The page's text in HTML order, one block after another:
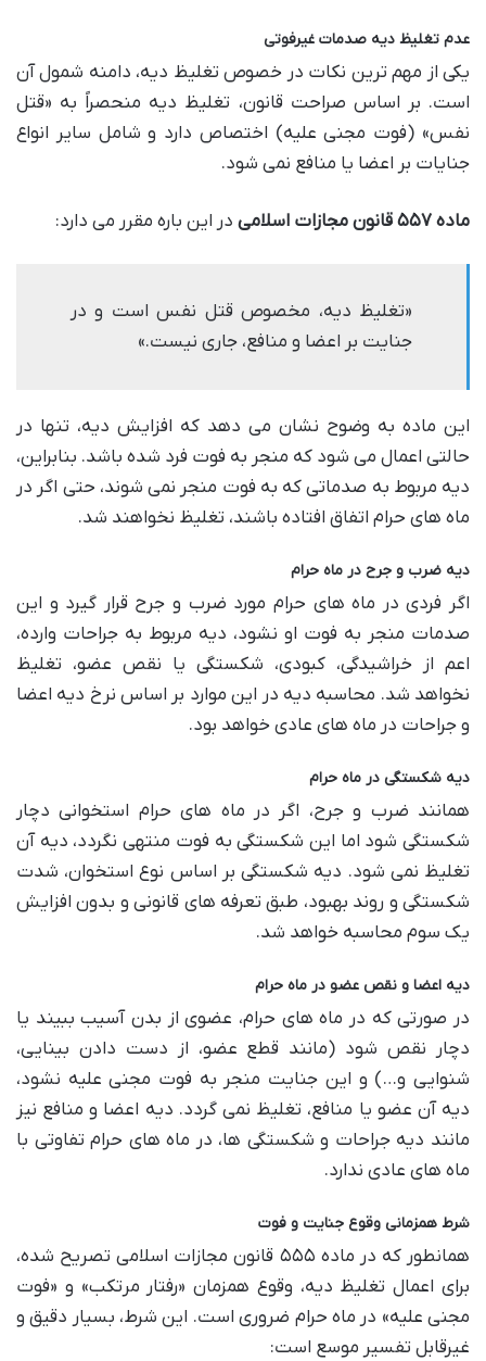
عدم تغلیظ دیه صدمات غیرفوتی
یکی از مهم ترین نکات در خصوص تغلیظ دیه، دامنه شمول آن
است. بر اساس صراحت قانون، تغلیظ دیه منحصراً به «قتل
نفس» (فوت مجنی علیه) اختصاص دارد و شامل سایر انواع
جنایات بر اعضا یا منافع نمی شود.
ماده ۵۵۷ قانون مجازات اسلامی در این باره مقرر می دارد:
«تغلیظ دیه، مخصوص قتل نفس است و در
جنایت بر اعضا و منافع، جاری نیست.»
این ماده به وضوح نشان می دهد که افزایش دیه، تنها در
حالتی اعمال می شود که منجر به فوت فرد شده باشد. بنابراین،
دیه مربوط به صدماتی که به فوت منجر نمی شوند، حتی اگر در
ماه های حرام اتفاق افتاده باشند، تغلیظ نخواهند شد.
دیه ضرب و جرح در ماه حرام
اگر فردی در ماه های حرام مورد ضرب و جرح قرار گیرد و این
صدمات منجر به فوت او نشود، دیه مربوط به جراحات وارده،
اعم از خراشیدگی، کبودی، شکستگی یا نقص عضو، تغلیظ
نخواهد شد. محاسبه دیه در این موارد بر اساس نرخ دیه اعضا
و جراحات در ماه های عادی خواهد بود.
دیه شکستگی در ماه حرام
همانند ضرب و جرح، اگر در ماه های حرام استخوانی دچار
شکستگی شود اما این شکستگی به فوت منتهی نگردد، دیه آن
تغلیظ نمی شود. دیه شکستگی بر اساس نوع استخوان، شدت
شکستگی و روند بهبود، طبق تعرفه های قانونی و بدون افزایش
یک سوم محاسبه خواهد شد.
دیه اعضا و نقص عضو در ماه حرام
در صورتی که در ماه های حرام، عضوی از بدن آسیب ببیند یا
دچار نقص شود (مانند قطع عضو، از دست دادن بینایی،
شنوایی و…) و این جنایت منجر به فوت مجنی علیه نشود،
دیه آن عضو یا منافع، تغلیظ نمی گردد. دیه اعضا و منافع نیز
مانند دیه جراحات و شکستگی ها، در ماه های حرام تفاوتی با
ماه های عادی ندارد.
شرط همزمانی وقوع جنایت و فوت
همانطور که در ماده ۵۵۵ قانون مجازات اسلامی تصریح شده،
برای اعمال تغلیظ دیه، وقوع همزمان «رفتار مرتکب» و «فوت
مجنی علیه» در ماه حرام ضروری است. این شرط، بسیار دقیق و
غیرقابل تفسیر موسع است: